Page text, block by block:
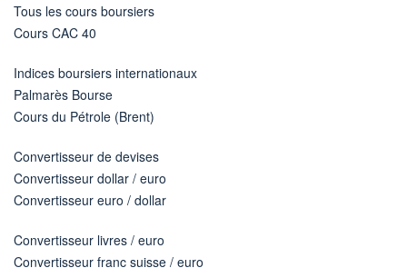
Tous les cours boursiers
Cours CAC 40
Indices boursiers internationaux
Palmarès Bourse
Cours du Pétrole (Brent)
Convertisseur de devises
Convertisseur dollar / euro
Convertisseur euro / dollar
Convertisseur livres / euro
Convertisseur franc suisse / euro